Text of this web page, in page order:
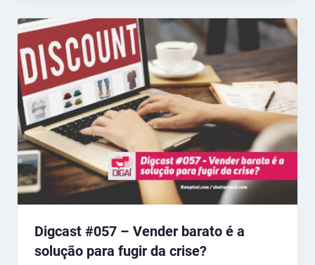
Digcast #057 – Vender barato é a
solução para fugir da crise?